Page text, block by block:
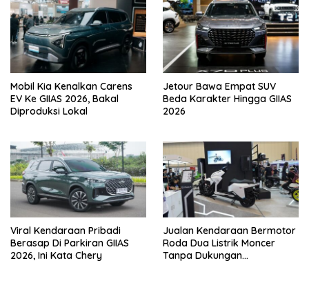
Mobil Kia Kenalkan Carens
EV Ke GIIAS 2026, Bakal
Diproduksi Lokal
Jetour Bawa Empat SUV
Beda Karakter Hingga GIIAS
2026
Viral Kendaraan Pribadi
Berasap Di Parkiran GIIAS
2026, Ini Kata Chery
Jualan Kendaraan Bermotor
Roda Dua Listrik Moncer
Tanpa Dukungan